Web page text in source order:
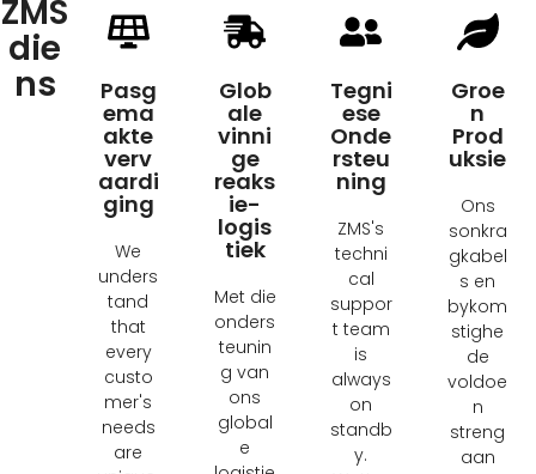
ZMS
die
ns Pasg
ema
akte
verv
aardi
ging
We
unders
tand
that
every
custo
mer's
needs
are
Glob
ale
vinni
ge
reaks
ie-
logis
tiek
Met die
onders
teunin
g van
ons
global
e
Tegni
ese
Onde
rsteu
ning
ZMS's
techni
cal
suppor
t team
is
always
on
standb
y.
Groe
n
Prod
uksie
Ons
sonkra
gkabel
s en
bykom
stighe
de
voldoe
n
streng
aan